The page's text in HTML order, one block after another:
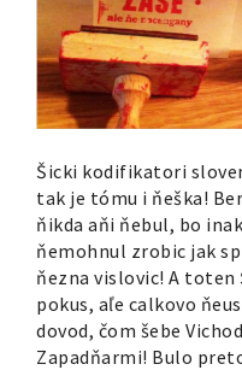
Šicki kodifikatori
tak je tómu i ňeška!
ňikda aňi ňebul, bo
ňemohnul zrobic jak
ňezna vislovic! A toten
pokus, aľe calkovo
dovod, čom šebe
Zapadňarmi! Bulo